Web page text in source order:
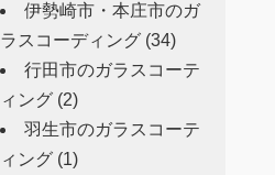
伊勢崎市・本庄市のガ
ラスコーディング (34)
行田市のガラスコーテ
ィング (2)
羽生市のガラスコーテ
ィング (1)